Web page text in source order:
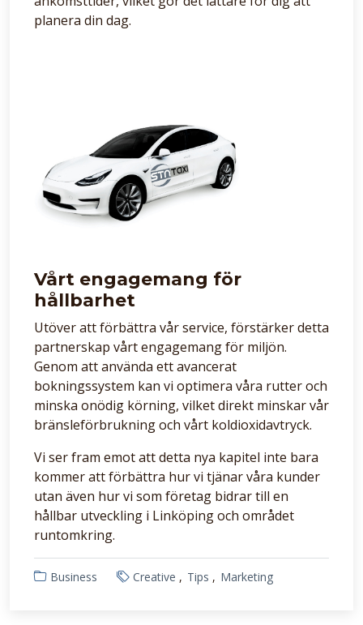
planera din dag.
Vårt engagemang för
hållbarhet
Utöver att förbättra vår service, förstärker detta
partnerskap vårt engagemang för miljön.
Genom att använda ett avancerat
bokningssystem kan vi optimera våra rutter och
minska onödig körning, vilket direkt minskar vår
bränsleförbrukning och vårt koldioxidavtryck.
Vi ser fram emot att detta nya kapitel inte bara
kommer att förbättra hur vi tjänar våra kunder
utan även hur vi som företag bidrar till en
hållbar utveckling i Linköping och området
runtomkring.
Business Creative Tips Marketing